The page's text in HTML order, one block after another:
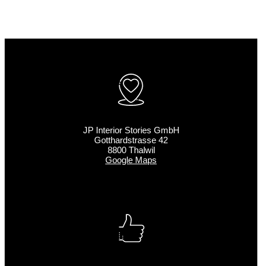
JP Interior Stories GmbH
Gotthardstrasse 42
8800 Thalwil
Google Maps